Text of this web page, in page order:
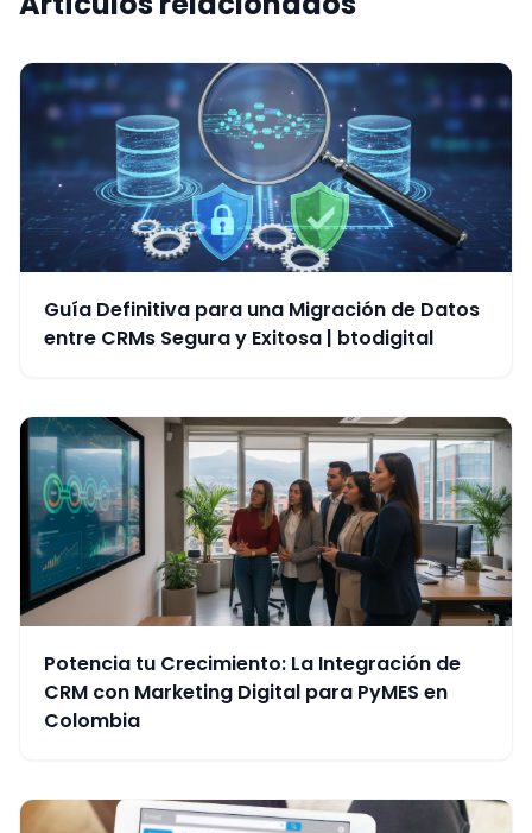
Guía Definitiva para una Migración de Datos
entre CRMs Segura y Exitosa | btodigital
Potencia tu Crecimiento: La Integración de
CRM con Marketing Digital para PyMES en
Colombia